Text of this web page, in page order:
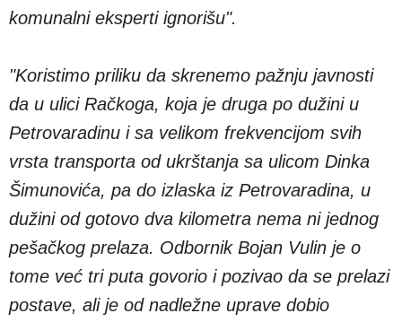
komunalni eksperti ignorišu".
"Koristimo priliku da skrenemo pažnju javnosti
da u ulici Račkoga, koja je druga po dužini u
Petrovaradinu i sa velikom frekvencijom svih
vrsta transporta od ukrštanja sa ulicom Dinka
Šimunovića, pa do izlaska iz Petrovaradina, u
dužini od gotovo dva kilometra nema ni jednog
pešačkog prelaza. Odbornik Bojan Vulin je o
tome već tri puta govorio i pozivao da se prelazi
postave, ali je od nadležne uprave dobio